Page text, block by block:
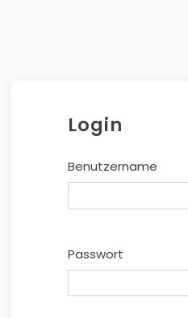
Login
Benutzername
Passwort